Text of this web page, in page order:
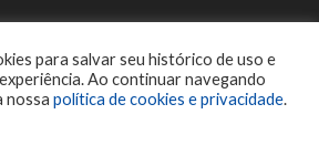
para salvar seu histórico de uso e
Ao continuar navegando
nossa política de cookies e privacidade.